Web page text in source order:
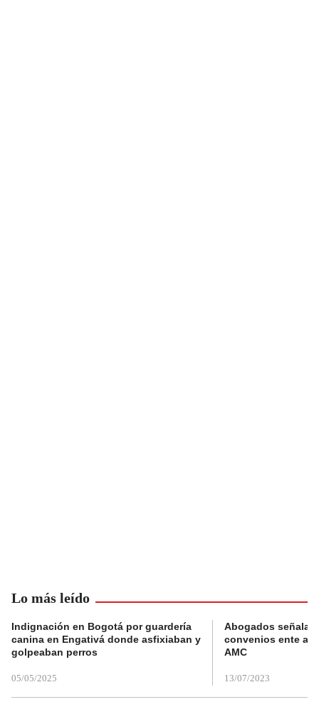
Lo más leído
Indignación en Bogotá por guardería
canina en Engativá donde asfixiaban y
golpeaban perros
05/05/2025
Abogados
convenios ente
AMC
13/07/2023